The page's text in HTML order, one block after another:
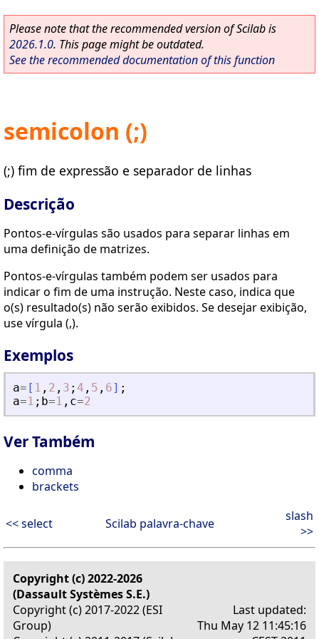
Please note that the recommended version of Scilab is
2026.1.0. This page might be outdated.
See the recommended documentation of this function
semicolon (;)
(;) fim de expressão e separador de linhas
Descrição
Pontos-e-vírgulas são usados para separar linhas em
uma definição de matrizes.
Pontos-e-vírgulas também podem ser usados para
indicar o fim de uma instrução. Neste caso, indica que
o(s) resultado(s) não serão exibidos. Se desejar exibição,
use vírgula (,).
Exemplos
a= [ 1 , 2 , 3 ; 4 , 5 , 6] ;
a=1 ; b=1 , c=2
Ver Também
comma
brackets
<< select Scilab palavra-chave
slash
>>
Copyright (c) 2022-2026
(Dassault Systèmes S.E.)
Copyright (c) 2017-2022 (ESI
Group)
Last updated:
Thu May 12 11:45:16